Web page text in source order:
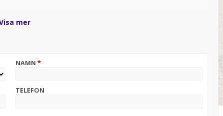
mer
NAMN *
TELEFON